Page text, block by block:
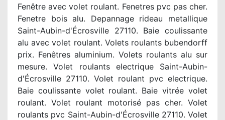
Fenêtre avec volet roulant. Fenetres pvc pas cher.
Fenetre bois alu. Depannage rideau metallique
Saint-Aubin-d'Écrosville 27110. Baie coulissante
alu avec volet roulant. Volets roulants bubendorff
prix. Fenêtres aluminium. Volets roulants alu sur
mesure. Volet roulants electrique Saint-Aubin-
d'Écrosville 27110. Volet roulant pvc electrique.
Baie coulissante volet roulant. Baie vitrée volet
roulant. Volet roulant motorisé pas cher. Volet
roulants pvc Saint-Aubin-d'Écrosville 27110. Volet